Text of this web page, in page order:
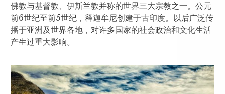
佛教与基督教、伊斯兰教并称的世界三大宗教之一。公元
前6世纪至前5世纪，释迦牟尼创建于古印度。以后广泛传
播于亚洲及世界各地，对许多国家的社会政治和文化生活
产生过重大影响。